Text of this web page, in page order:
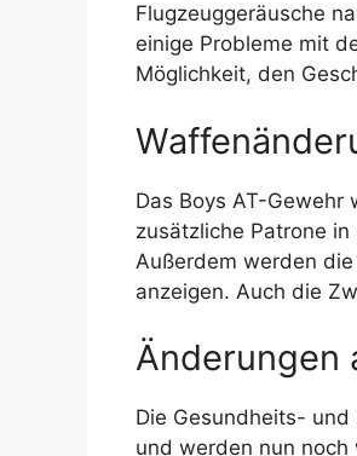
Flugzeuggeräusche
einige Probleme mit
Möglichkeit, den
Das Boys AT-Gewehr
zusätzliche Patrone
Außerdem werden
anzeigen. Auch die
Änderungen
Die Gesundheits-
und werden nun